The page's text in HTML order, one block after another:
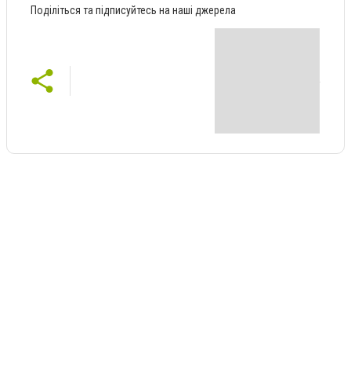
Поділіться та підписуйтесь на наші джерела